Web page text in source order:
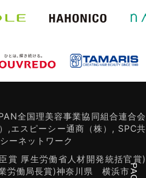
全国理美容事業協同組合連合会
,エスピーシー通商（株）, SPC共
ーネットワーク
賞 厚生労働省人材開発統括官賞)
労働局長賞)神奈川県 横浜市